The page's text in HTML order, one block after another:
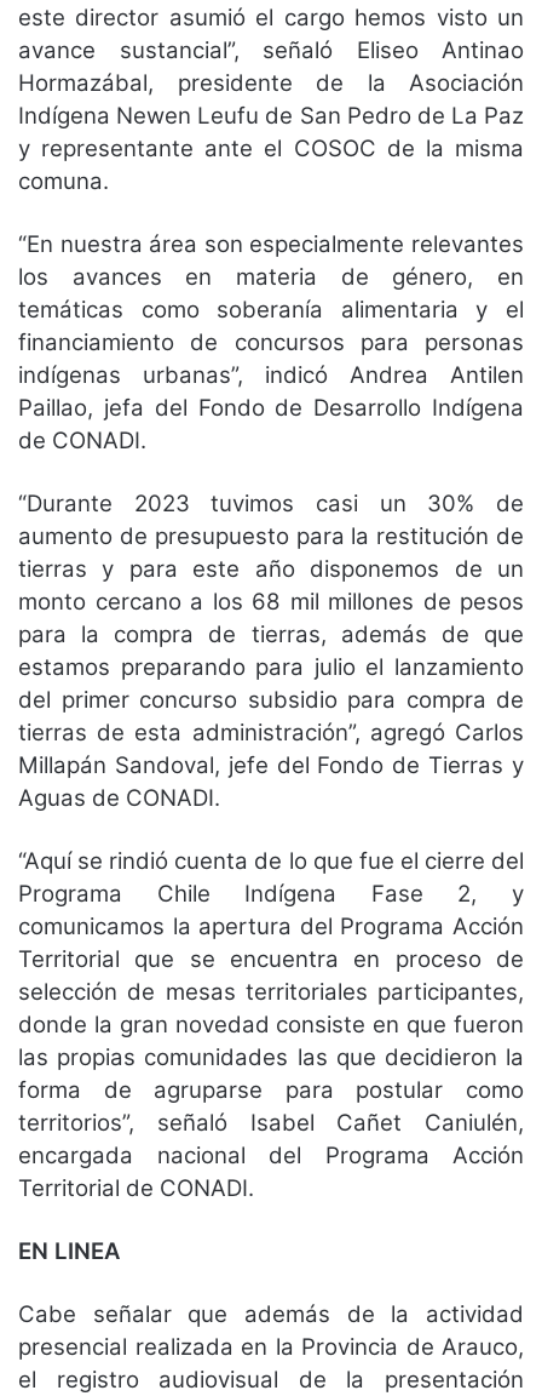
este director asumió el cargo hemos visto un
avance sustancial”, señaló Eliseo Antinao
Hormazábal, presidente de la Asociación
Indígena Newen Leufu de San Pedro de La Paz
y representante ante el COSOC de la misma
comuna.
“En nuestra área son especialmente relevantes
los avances en materia de género, en
temáticas como soberanía alimentaria y el
financiamiento de concursos para personas
indígenas urbanas”, indicó Andrea Antilen
Paillao, jefa del Fondo de Desarrollo Indígena
de CONADI.
“Durante 2023 tuvimos casi un 30% de
aumento de presupuesto para la restitución de
tierras y para este año disponemos de un
monto cercano a los 68 mil millones de pesos
para la compra de tierras, además de que
estamos preparando para julio el lanzamiento
del primer concurso subsidio para compra de
tierras de esta administración”, agregó Carlos
Millapán Sandoval, jefe del Fondo de Tierras y
Aguas de CONADI.
“Aquí se rindió cuenta de lo que fue el cierre del
Programa Chile Indígena Fase 2, y
comunicamos la apertura del Programa Acción
Territorial que se encuentra en proceso de
selección de mesas territoriales participantes,
donde la gran novedad consiste en que fueron
las propias comunidades las que decidieron la
forma de agruparse para postular como
territorios”, señaló Isabel Cañet Caniulén,
encargada nacional del Programa Acción
Territorial de CONADI.
EN LINEA
Cabe señalar que además de la actividad
presencial realizada en la Provincia de Arauco,
el registro audiovisual de la presentación